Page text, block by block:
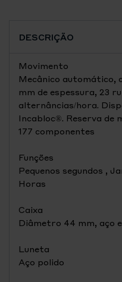
DESCRIÇÃO
Movimento
Mecânico automático,
mm de espessura, 23
alternâncias/hora.
Incabloc®. Reserva de
177 componentes
Funções
Pequenos segundos ,
Horas
Caixa
Diâmetro 44 mm, aço
Luneta
Aço polido